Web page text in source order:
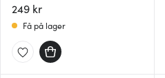
249 kr
Få på lager